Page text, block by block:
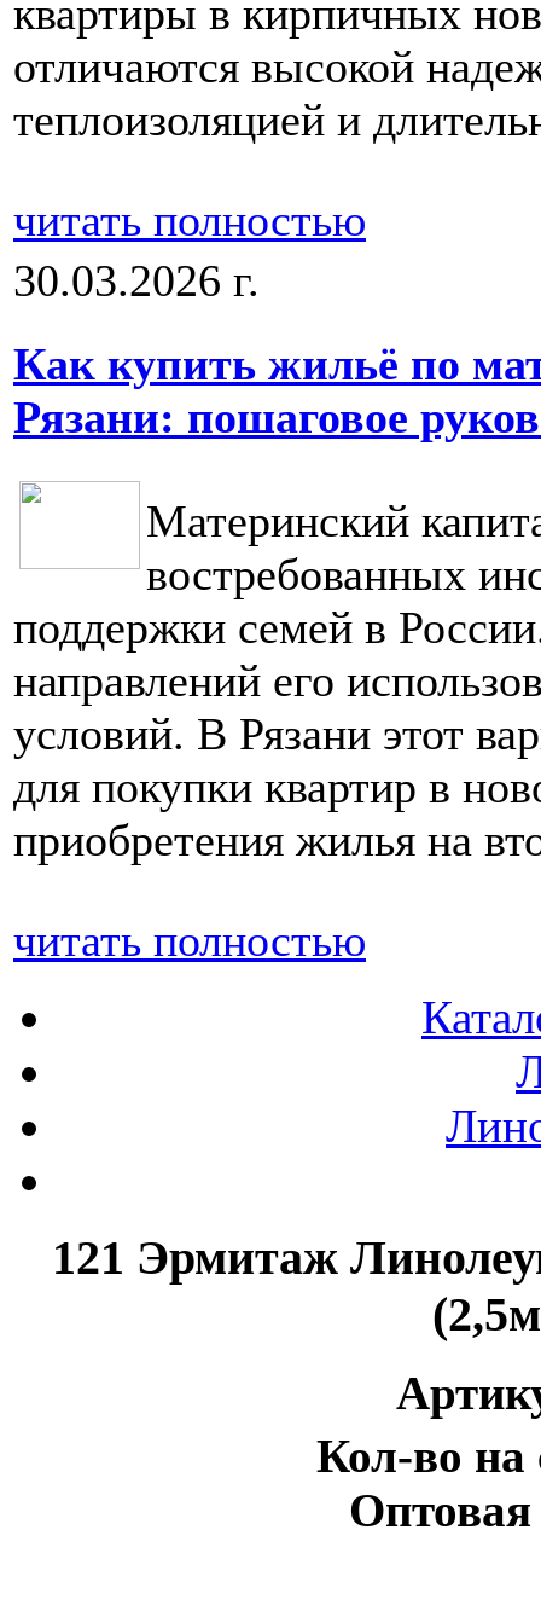
квартиры в кирпичных
отличаются высокой
теплоизоляцией и
читать полностью
30.03.2026 г.
Как купить жильё по
Рязани: пошаговое
Материнский
востребованных
поддержки семей в
направлений его
условий. В Рязани этот
для покупки квартир в
приобретения жилья на
читать полностью
121 Эрмитаж
Кол-во на